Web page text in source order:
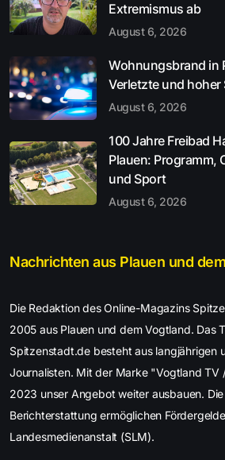
Extremismus ab
August 6, 2026
Wohnungsbrand in
Verletzte und hoher
August 6, 2026
100 Jahre Freibad
Plauen: Programm,
und Sport
August 6, 2026
Nachrichten aus Plauen und
Die Redaktion des Online-Magazins
2005 aus Plauen und dem Vogtland. Das
Spitzenstadt.de besteht aus langjährigen
Journalisten. Mit der Marke "Vogtland TV
2023 unser Angebot weiter ausbauen.
Berichterstattung ermöglichen
Landesmedienanstalt (SLM).